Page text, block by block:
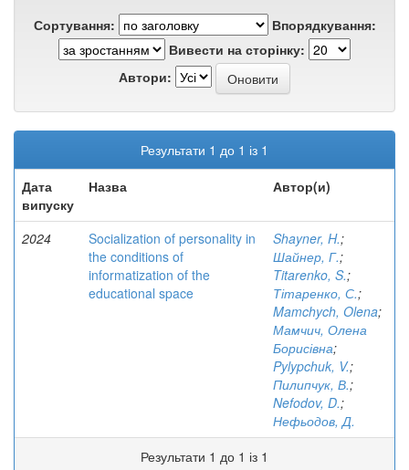
Сортування:
Впорядкування:
Вивести на сторінку:
Автори:
Результати 1 до 1 із 1
Дата
випуску
Назва Автор(и)
2024
Socialization of personality in
the conditions of
informatization of the
educational space
Shayner, H.;
Шайнер, Г.;
Titarenko, S.;
Тітаренко, С.;
Mamchych, Olena;
Мамчич, Олена
Борисівна;
Pylypchuk, V.;
Пилипчук, В.;
Nefodov, D.;
Нефьодов, Д.
Результати 1 до 1 із 1